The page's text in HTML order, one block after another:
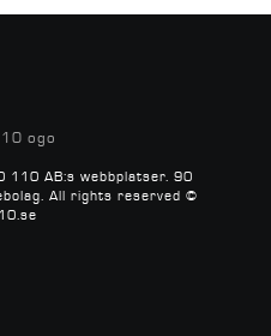
110 AB:s webbplatser. 90
All rights reserved ©